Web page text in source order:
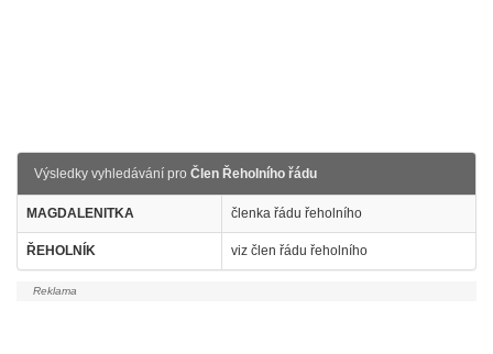
Výsledky vyhledávání pro Člen Řeholního řádu
MAGDALENITKA členka řádu řeholního
ŘEHOLNÍK viz člen řádu řeholního